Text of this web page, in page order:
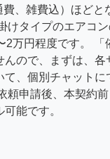
、雑費込）ほどと
けタイプのエアコ
2万円程度です。 「
んので、まずは、各
て、個別チャットに
頼申請後、本契約
能です。